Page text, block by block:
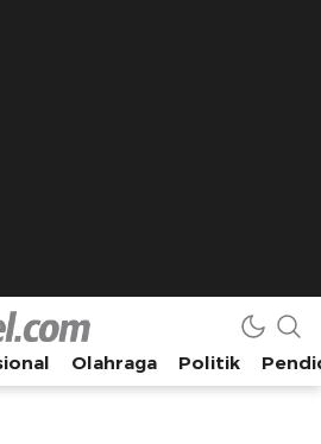
dari Sulawesi Selatan
Olahraga Politik